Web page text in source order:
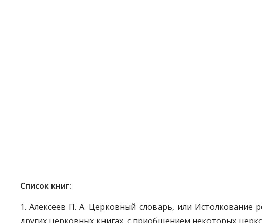
Список книг:
1. Алексеев П. А. Церковный словарь, или